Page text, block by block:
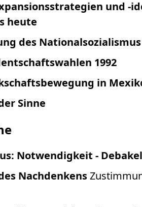
und -
heute
des Nationalsozialismus
1992
in
Sinne
Notwendigkeit -
Nachdenkens